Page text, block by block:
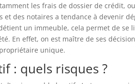
les frais de dossier de crédit,
des notaires a tendance à devenir
un immeuble, cela permet de se
En effet, on est maître de ses
unique.
: quels risques ?